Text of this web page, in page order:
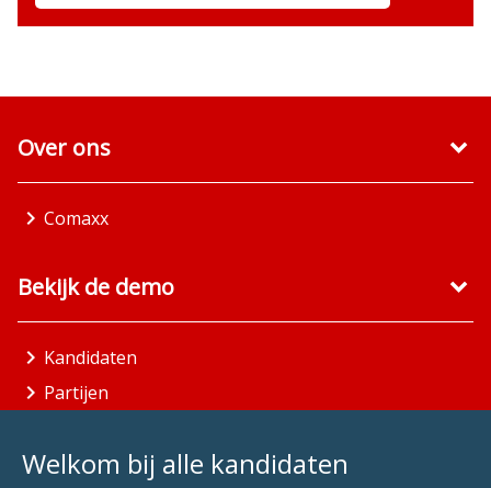
Welkom bij alle kandidaten
Over ons
Comaxx
Bekijk de demo
Kandidaten
Partijen
Aandachtsgebieden